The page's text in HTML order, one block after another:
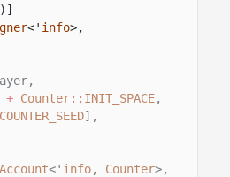
)]
<' info>,
+ Counter:: INIT_SPACE,
COUNTER_SEED],
Account<' info, Counter>,